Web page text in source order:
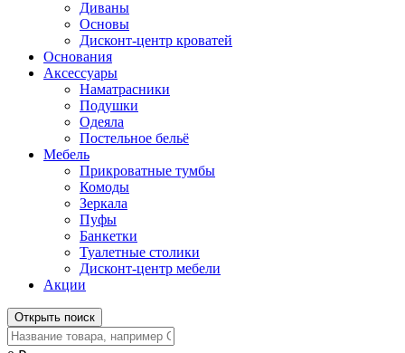
Диваны
Основы
Дисконт-центр кроватей
Основания
Аксессуары
Наматрасники
Подушки
Одеяла
Постельное бельё
Мебель
Прикроватные тумбы
Комоды
Зеркала
Пуфы
Банкетки
Туалетные столики
Дисконт-центр мебели
Акции
Открыть поиск